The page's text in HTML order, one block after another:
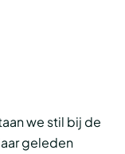
we stil bij de
geleden